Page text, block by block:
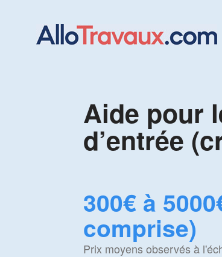
Aide pour
d’entrée
300€ à
comprise)
Prix moyens observés à